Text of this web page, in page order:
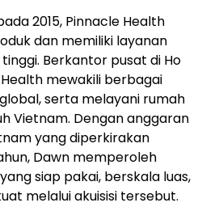
2015, Pinnacle Health
dan memiliki layanan
Berkantor pusat di Ho
mewakili berbagai
global, serta melayani rumah
Vietnam. Dengan anggaran
yang diperkirakan
Dawn memperoleh
siap pakai, berskala luas,
melalui akuisisi tersebut.